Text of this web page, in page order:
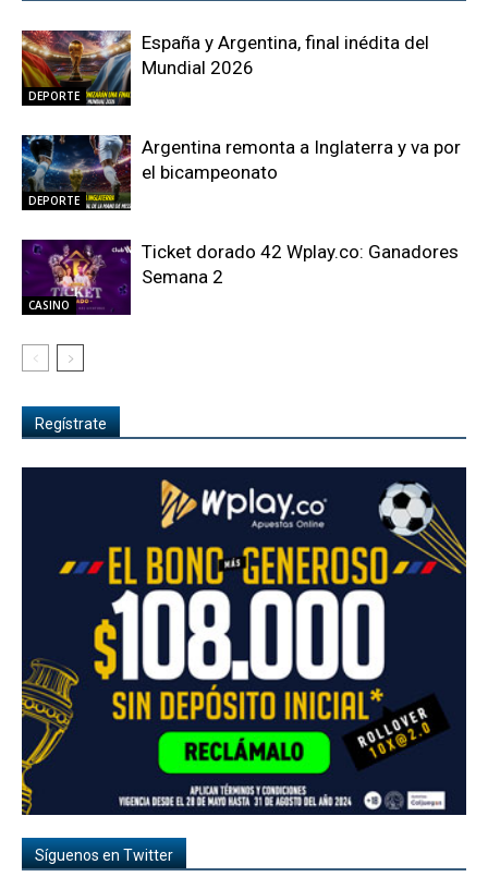
DEPORTE
España y Argentina, final inédita del
Mundial 2026
DEPORTE
Argentina remonta a Inglaterra y va por
el bicampeonato
CASINO
Ticket dorado 42 Wplay.co: Ganadores
Semana 2
Regístrate
Síguenos en Twitter